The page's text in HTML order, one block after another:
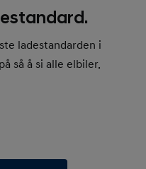
ladestandarden i
så å si alle elbiler.